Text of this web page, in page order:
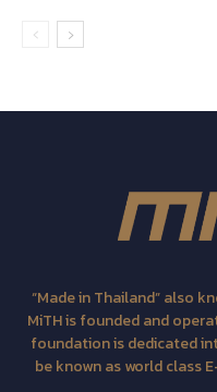
“Made in Thailand” also
MiTH is founded and
foundation is dedicated
be known as world class